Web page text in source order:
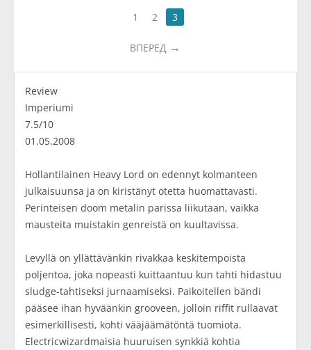
1 2 3
ВПЕРЕД
Review
Imperiumi
7.5/10
01.05.2008
Hollantilainen Heavy Lord on edennyt kolmanteen
julkaisuunsa ja on kiristänyt otetta huomattavasti.
Perinteisen doom metalin parissa liikutaan, vaikka
mausteita muistakin genreistä on kuultavissa.
Levyllä on yllättävänkin rivakkaa keskitempoista
poljentoa, joka nopeasti kuittaantuu kun tahti hidastuu
sludge-tahtiseksi jurnaamiseksi. Paikoitellen bändi
pääsee ihan hyväänkin grooveen, jolloin riffit rullaavat
esimerkillisesti, kohti vääjäämätöntä tuomiota.
Electricwizardmaisia huuruisen synkkiä kohtia